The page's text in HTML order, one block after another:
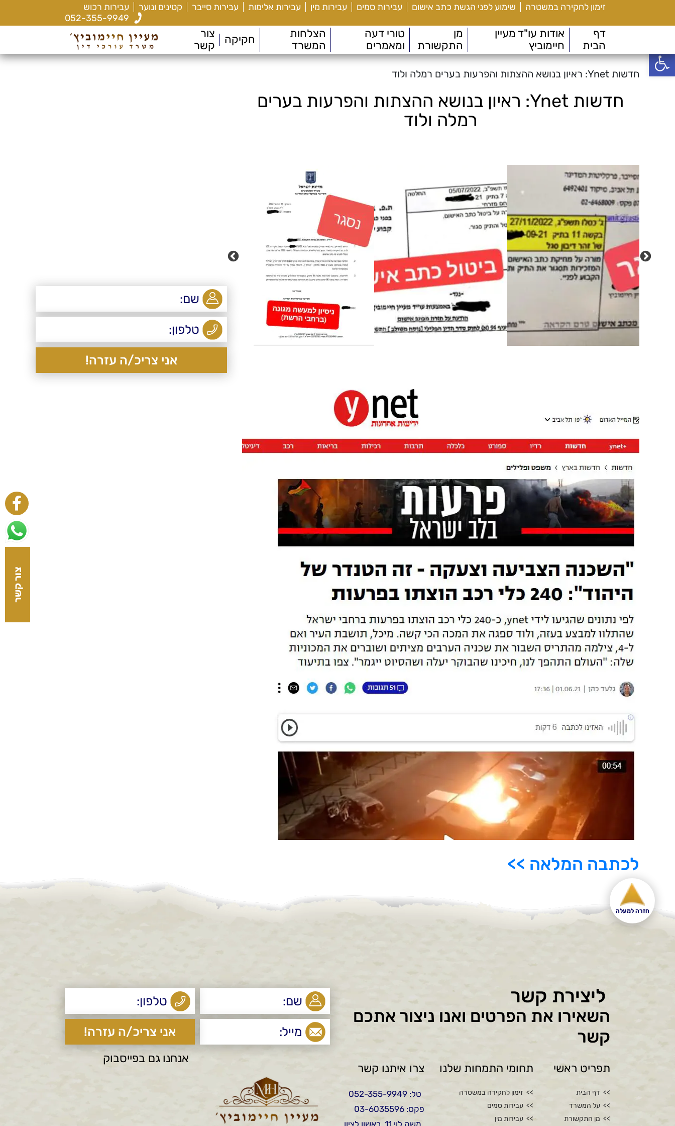
פתח סרגל נגישות
זימון לחקירה במשטרה שימוע לפני הגשת כתב אישום עבירות סמים עבירות מין עבירות אלימות עבירות סייבר קטינים ונוער
עבירות רכוש
052-355-9949
דף
הבית
אודות עו"ד מעיין
חיימוביץ
מן
התקשורת
טורי דעה
ומאמרים
הצלחות
המשרד
חקיקה
צור
קשר
צור קשר
חדשות Ynet: ראיון בנושא ההצתות והפרעות בערים רמלה ולוד
חדשות Ynet: ראיון בנושא ההצתות והפרעות בערים
רמלה ולוד
לכתבה המלאה >>
חזרה למעלה
ליצירת קשר
השאירו את הפרטים ואנו ניצור אתכם
קשר
תפריט ראשי
דף הבית
על המשרד
מן התקשורת
תחומי התמחות שלנו
זימון לחקירה במשטרה
עבירות סמים
עבירות מין
צרו איתנו קשר
טל: 052-355-9949
פקס: 03-6035596
אנחנו גם בפייסבוק